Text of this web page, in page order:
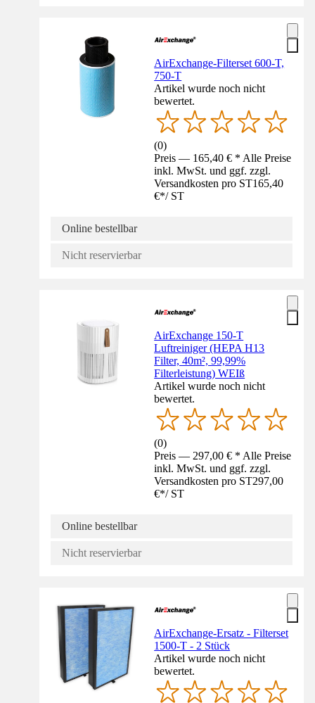
AirExchange-Filterset 600-T,
750-T
Artikel wurde noch nicht
bewertet.
(0)
Preis — 165,40 € * Alle Preise
inkl. MwSt. und ggf. zzgl.
Versandkosten pro ST165,40
€*/ ST
Online bestellbar
Nicht reservierbar
AirExchange 150-T
Luftreiniger (HEPA H13
Filter, 40m², 99,99%
Filterleistung) WEIß
Artikel wurde noch nicht
bewertet.
(0)
Preis — 297,00 € * Alle Preise
inkl. MwSt. und ggf. zzgl.
Versandkosten pro ST297,00
€*/ ST
Online bestellbar
Nicht reservierbar
AirExchange-Ersatz - Filterset
1500-T - 2 Stück
Artikel wurde noch nicht
bewertet.